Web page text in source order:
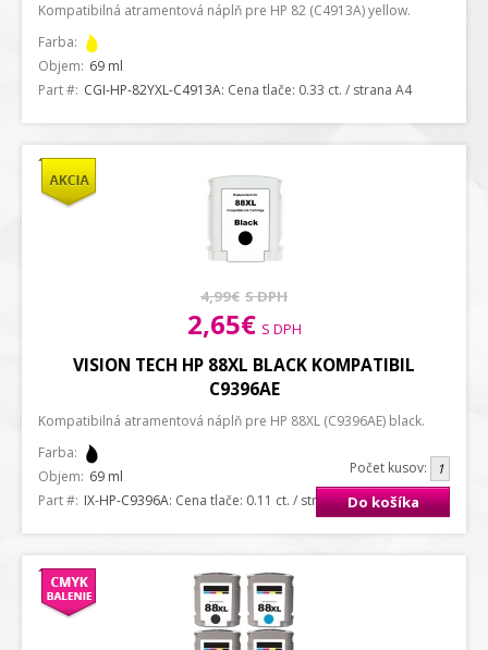
Kompatibilná atramentová náplň pre HP 82 (C4913A) yellow.
Farba:
Objem: 69 ml
Part #: CGI-HP-82YXL-C4913A: Cena tlače: 0.33 ct. / strana A4
4,99€ S DPH
2,65€ S DPH
Počet kusov:
Do košíka
VISION TECH HP 88XL BLACK KOMPATIBIL
C9396AE
Kompatibilná atramentová náplň pre HP 88XL (C9396AE) black.
Farba:
Objem: 69 ml
Part #: IX-HP-C9396A: Cena tlače: 0.11 ct. / strana A4